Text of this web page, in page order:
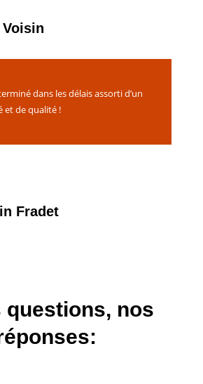
dans les délais assorti d’un
et de qualité !
Fradet
questions, nos
: